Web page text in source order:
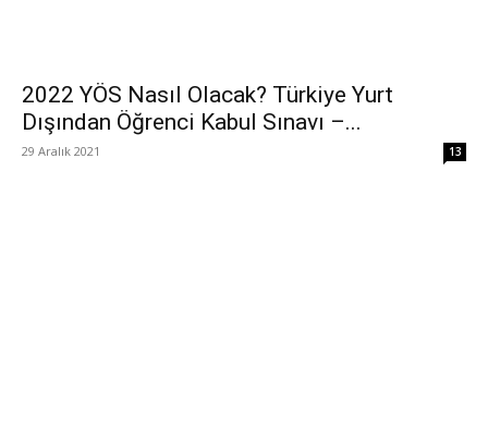
2022 YÖS Nasıl Olacak? Türkiye Yurt
Dışından Öğrenci Kabul Sınavı –...
29 Aralık 2021 13